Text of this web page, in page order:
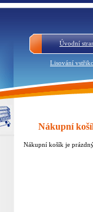
Úvodní
Lisování
Nákupní
Nákupní košík je